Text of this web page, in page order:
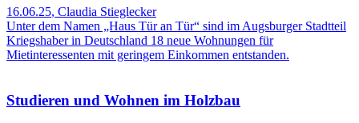
16.06.25, Claudia Stieglecker
Unter dem Namen „Haus Tür an Tür“ sind im Augsburger Stadtteil
Kriegshaber in Deutschland 18 neue Wohnungen für
Mietinteressenten mit geringem Einkommen entstanden.
Studieren und Wohnen im Holzbau